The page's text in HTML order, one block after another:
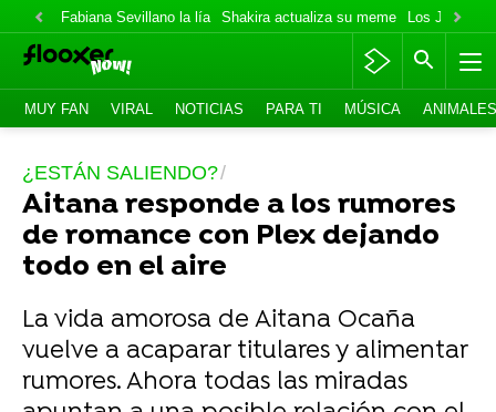
Fabiana Sevillano la lía Shakira actualiza su meme Los Jonas
MUY FAN VIRAL NOTICIAS PARA TI MÚSICA ANIMALES
¿ESTÁN SALIENDO?
Aitana responde a los rumores
de romance con Plex dejando
todo en el aire
La vida amorosa de Aitana Ocaña
vuelve a acaparar titulares y alimentar
rumores. Ahora todas las miradas